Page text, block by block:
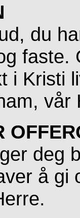
du
faste.
i Kristi
vår
deg
å gi